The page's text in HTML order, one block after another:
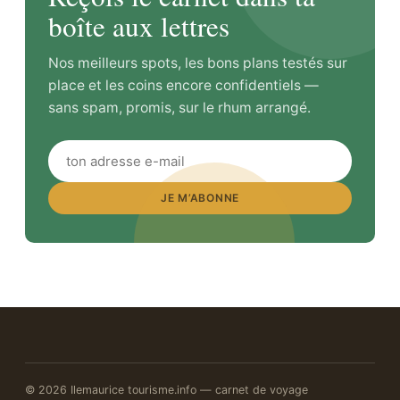
boîte aux lettres
Nos meilleurs spots, les bons plans testés sur
place et les coins encore confidentiels —
sans spam, promis, sur le rhum arrangé.
JE M’ABONNE
© 2026 Ilemaurice tourisme.info — carnet de voyage